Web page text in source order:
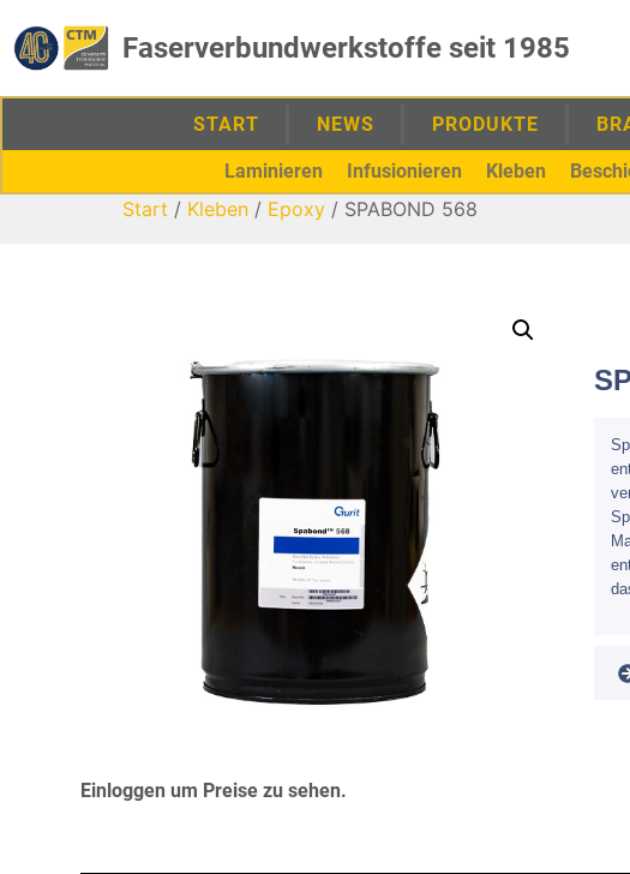
Faserverbundwerkstoffe seit 1985
START NEWS PRODUKTE
Laminieren Infusionieren Kleben
Start / Kleben / Epoxy / SPABOND 568
Einloggen um Preise zu sehen.